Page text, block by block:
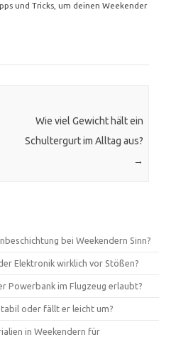
und Tricks, um deinen Weekender
Wie viel Gewicht hält ein
Schultergurt im Alltag aus?
→
bei Weekendern Sinn?
Elektronik wirklich vor Stößen?
Powerbank im Flugzeug erlaubt?
oder fällt er leicht um?
in Weekendern für